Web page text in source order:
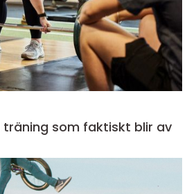
Gym i hudiksvall träning som faktiskt blir av